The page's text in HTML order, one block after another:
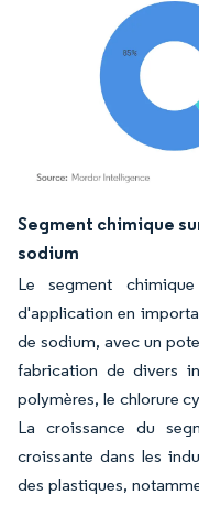
Image © Mordor Intelligence.
Segment chimique
sodium
Le segment
d'application en
de sodium, avec un
fabrication de divers
polymères, le chlorure
La croissance du
croissante dans les
des plastiques,